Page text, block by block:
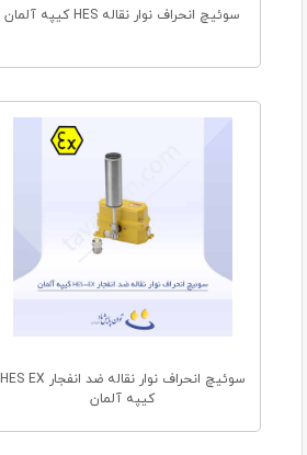
سوئیچ انحراف نوار نقاله HES کیپه آلمان
سوئیچ انحراف نوار نقاله ضد انفجار HES EX
کیپه آلمان